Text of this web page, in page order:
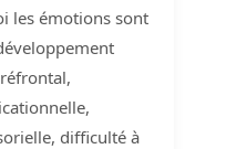
les émotions sont
difficulté à